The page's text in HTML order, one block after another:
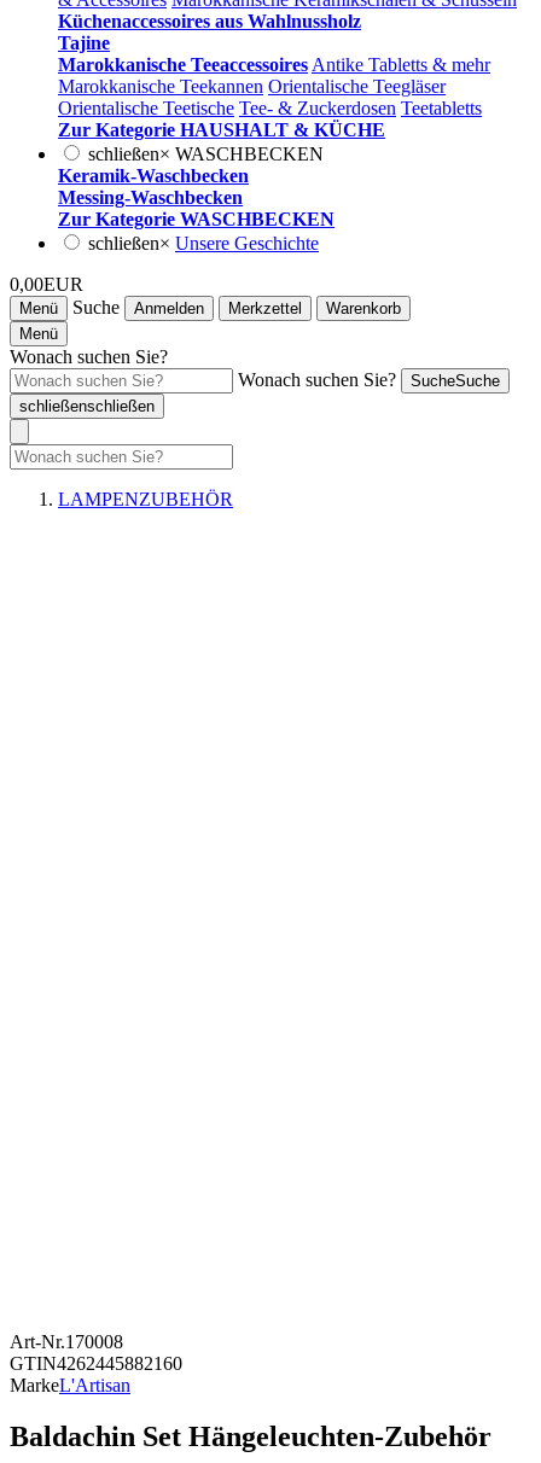
Küchenaccessoires aus Wahlnussholz
Tajine
Marokkanische Teeaccessoires Antike Tabletts & mehr
Marokkanische Teekannen Orientalische Teegläser
Orientalische Teetische Tee- & Zuckerdosen Teetabletts
Zur Kategorie HAUSHALT & KÜCHE
schließen× WASCHBECKEN
Keramik-Waschbecken
Messing-Waschbecken
Zur Kategorie WASCHBECKEN
schließen× Unsere Geschichte
0,00EUR
Menü Suche Anmelden Merkzettel
Warenkorb
Menü
Wonach suchen Sie?
Wonach suchen Sie?
SucheSuche
schließenschließen
LAMPENZUBEHÖR
Art-Nr.170008
GTIN4262445882160
MarkeL'Artisan
Baldachin Set Hängeleuchten-Zubehör